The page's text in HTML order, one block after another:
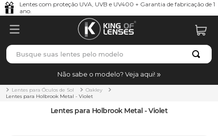
Lentes com proteção UVA, UVB e UV400 + Garantia de fabricação de 1
ano.
Busque suas lentes pelo modelo
Não sabe o modelo? Veja aqui!
Lentes para Óculos de Sol
Oakley
Lentes para Holbrook Metal - Violet
Lentes para Holbrook Metal - Violet
TERMOS MAIS BUSCADOS
1º borrachas
holbrook